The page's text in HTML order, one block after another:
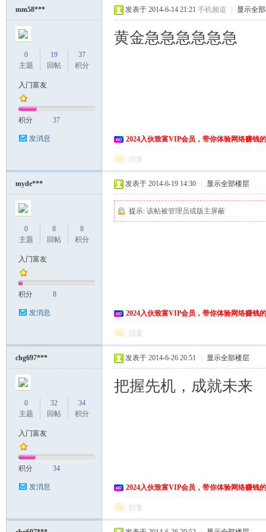
mm58***
0
主题
19
回帖
37
积分
入门富友
积分 37
发消息
发表于 2014-6-14 21:21 手机频道 显示全
黄金急急急急急急
2024入伙致富VIP会员，带你体验网络赚钱
回复
myde***
0
主题
8
回帖
8
积分
入门富友
积分 8
发消息
发表于 2014-6-19 14:30 显示全部楼层
提示: 该帖被管理员或版主屏蔽
2024入伙致富VIP会员，带你体验网络赚钱
回复
chg697***
0
主题
32
回帖
34
积分
入门富友
积分 34
发消息
发表于 2014-6-26 20:51 显示全部楼层
把握先机，成就未来
2024入伙致富VIP会员，带你体验网络赚钱
回复